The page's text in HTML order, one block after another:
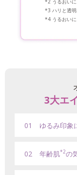
ハリと透
うるおい
3大エ
01 ゆるみ印象
02 年齢肌*2の